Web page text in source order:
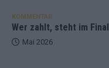
KOMMENTAR
Wer zahlt, steht im
Mai 2026